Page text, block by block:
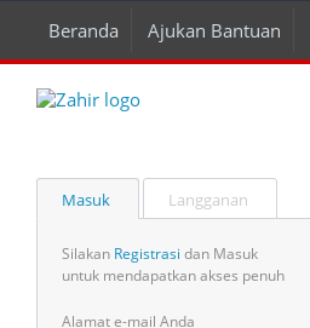
Beranda Ajukan Bantuan
Masuk Langganan
Silakan Registrasi dan Masuk
untuk mendapatkan akses penuh
Alamat e-mail Anda